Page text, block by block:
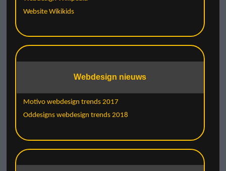
Website Wikikids
Webdesign nieuws
Motivo webdesign trends 2017
Oddesigns webdesign trends 2018